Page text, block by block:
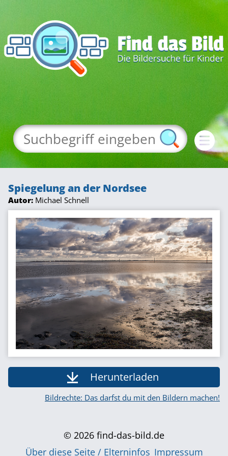
Spiegelung an der Nordsee
Autor: Michael Schnell
Herunterladen
Bildrechte: Das darfst du mit den Bildern machen!
© 2026 find-das-bild.de
Über diese Seite / Elterninfos Impressum